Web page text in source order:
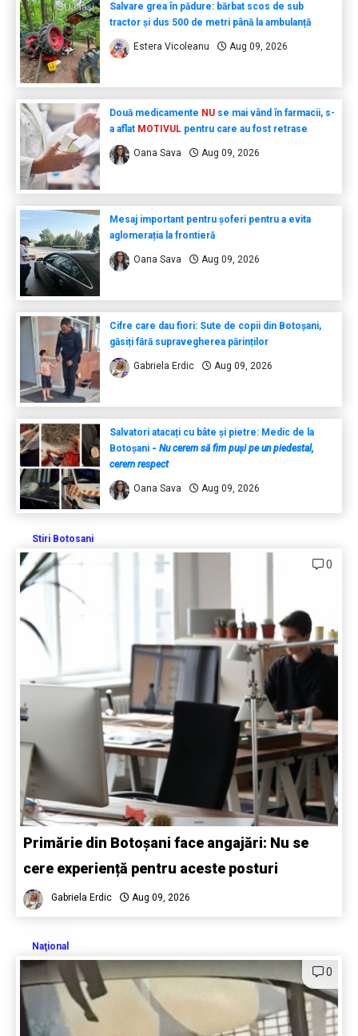
Salvare grea în pădure: bărbat scos de sub
tractor și dus 500 de metri până la ambulanță
Estera Vicoleanu Aug 09, 2026
Două medicamente NUse mai vând în farmacii, s-
a aflat MOTIVULpentru care au fost retrase
Oana Sava Aug 09, 2026
Mesaj important pentru șoferi pentru a evita
aglomerația la frontieră
Oana Sava Aug 09, 2026
Cifre care dau fiori: Sute de copii din Botoșani,
găsiți fără supravegherea părinților
Gabriela Erdic Aug 09, 2026
Salvatori atacați cu bâte și pietre: Medic de la
Botoșani - Nu cerem să fim puși pe un piedestal,
cerem respect
Oana Sava Aug 09, 2026
Stiri Botosani
0
Primărie din Botoșani face angajări: Nu se
cere experiență pentru aceste posturi
Gabriela Erdic Aug 09, 2026
Naţional
0